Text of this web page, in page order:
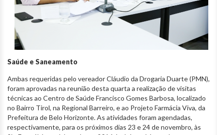
Saúde e Saneamento
Ambas requeridas pelo vereador Cláudio da Drogaria Duarte (PMN),
foram aprovadas na reunião desta quarta a realização de visitas
técnicas ao Centro de Saúde Francisco Gomes Barbosa, localizado
no Bairro Tirol, na Regional Barreiro, e ao Projeto Farmácia Viva, da
Prefeitura de Belo Horizonte. As atividades foram agendadas,
respectivamente, para os próximos dias 23 e 24 de novembro, às